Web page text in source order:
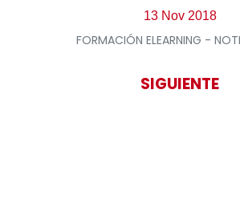
13 Nov 2018
FORMACIÓN ELEARNING -
SIGUIENTE